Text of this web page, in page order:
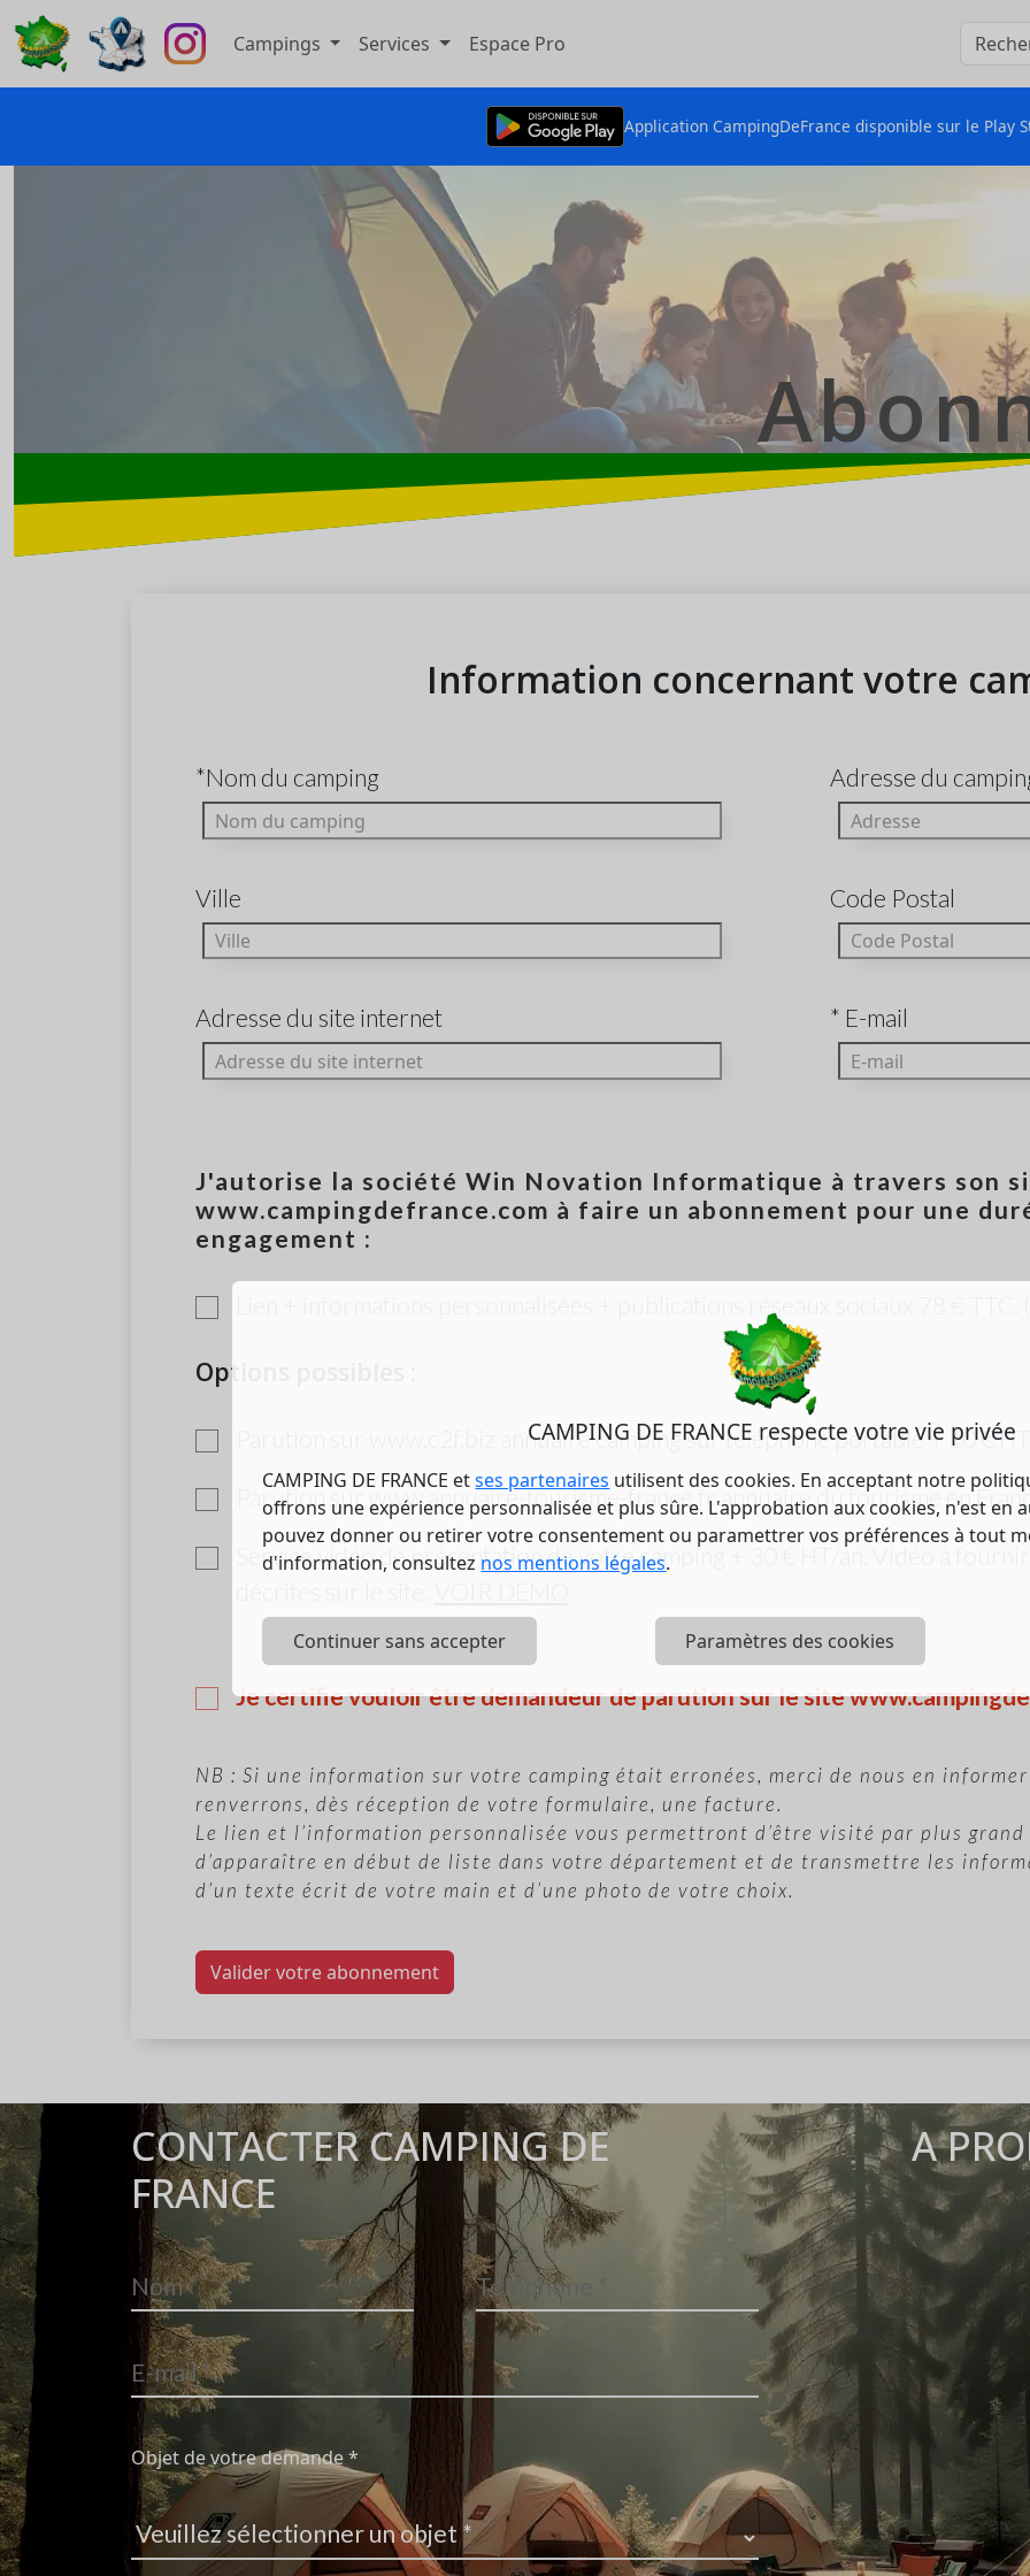
Campings Services Espace Pro
Application CampingDeFrance disponible sur le Play
CAMPING DE FRANCE respecte votre vie privée
CAMPING DE FRANCE etses partenaires utilisent des cookies. En acceptant notre
offrons une expérience personnalisée et plus sûre. L'approbation aux cookies, n'est en
pouvez donner ou retirer votre consentement ou paramettrer vos préférences à tout
d'information, consultez nos mentions légales.
Continuer sans accepter Paramètres des cookies
Information concernant votre
*Nom du camping Adresse du
Ville Code Postal
Adresse du site internet * E-mail
J'autorise la société Win Novation Informatique à travers son
www.campingdefrance.com à faire un abonnement pour une
engagement :
Options possibles :
Parution sur www.c2f.biz annuaire camping sur téléphone portable + 10 € HT
Parution sur www.annuaire-tourisme-france.fr annuaire du tourisme en
Service vidéo de présentation de votre camping + 30 € HT/an. Vidéo à fournir
Je certifie vouloir être demandeur de parution sur le site
NB : Si une information sur votre camping était erronées, merci de nous en
renverrons, dès réception de votre formulaire, une facture.
Le lien et l’information personnalisée vous permettront d’être visité par plus grand
d’apparaître en début de liste dans votre département et de transmettre les
d’un texte écrit de votre main et d’une photo de votre choix.
Valider votre abonnement
CONTACTER CAMPING DE
FRANCE
Objet de votre demande *
A